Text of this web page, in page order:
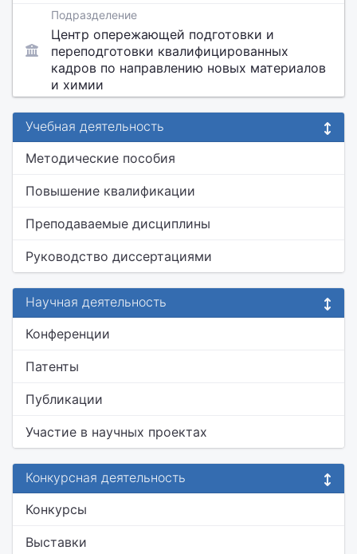
Подразделение
Центр опережающей подготовки и
переподготовки квалифицированных
кадров по направлению новых материалов
и химии
Учебная деятельность
Методические пособия
Повышение квалификации
Преподаваемые дисциплины
Руководство диссертациями
Научная деятельность
Конференции
Патенты
Публикации
Участие в научных проектах
Конкурсная деятельность
Конкурсы
Выставки